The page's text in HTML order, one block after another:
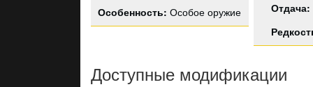
Особенность: Особое оружие
Отдача:
Доступные модификации